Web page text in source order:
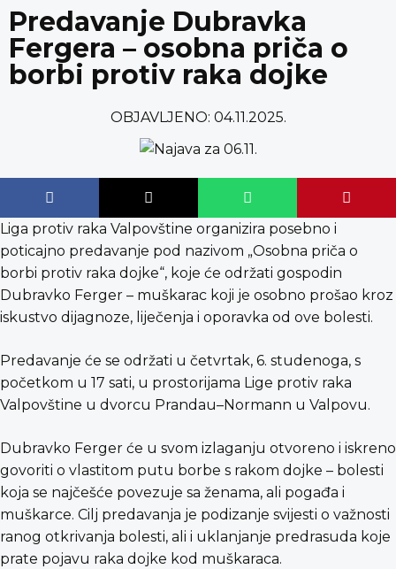
content
Predavanje Dubravka
Fergera – osobna priča o
borbi protiv raka dojke
OBJAVLJENO: 04.11.2025.
Liga protiv raka Valpovštine organizira posebno i
poticajno predavanje pod nazivom „Osobna priča o
borbi protiv raka dojke“, koje će održati gospodin
Dubravko Ferger – muškarac koji je osobno prošao kroz
iskustvo dijagnoze, liječenja i oporavka od ove bolesti.
Predavanje će se održati u četvrtak, 6. studenoga, s
početkom u 17 sati, u prostorijama Lige protiv raka
Valpovštine u dvorcu Prandau–Normann u Valpovu.
Dubravko Ferger će u svom izlaganju otvoreno i iskreno
govoriti o vlastitom putu borbe s rakom dojke – bolesti
koja se najčešće povezuje sa ženama, ali pogađa i
muškarce. Cilj predavanja je podizanje svijesti o važnosti
ranog otkrivanja bolesti, ali i uklanjanje predrasuda koje
prate pojavu raka dojke kod muškaraca.